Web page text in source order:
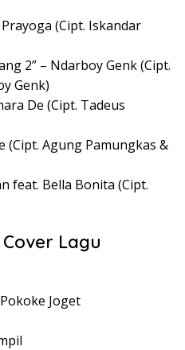
(Cipt. Iskandar
2” – Ndarboy Genk (Cipt.
Genk)
De (Cipt. Tadeus
(Cipt. Agung Pamungkas &
feat. Bella Bonita (Cipt.
Lagu
Joget